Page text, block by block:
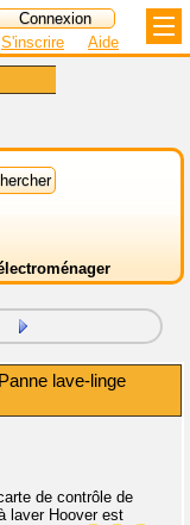
S'inscrire Aide
Panne lave-linge
de contrôle de
laver Hoover est